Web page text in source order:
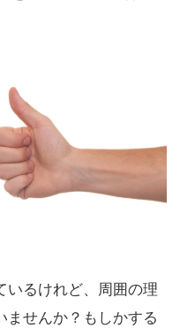
いるけれど、周囲の理
ませんか？もしかする